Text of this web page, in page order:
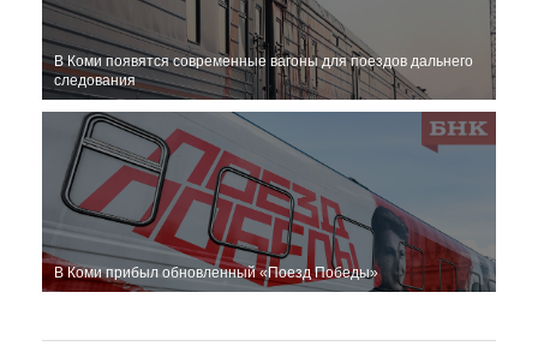
В Коми появятся современные вагоны для поездов дальнего
следования
В Коми прибыл обновленный «Поезд Победы»